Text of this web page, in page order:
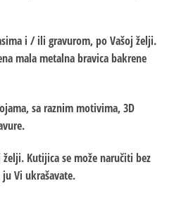
i / ili gravurom, po Vašoj želji.
mala metalna bravica bakrene
sa raznim motivima, 3D
Kutijica se može naručiti bez
Vi ukrašavate.